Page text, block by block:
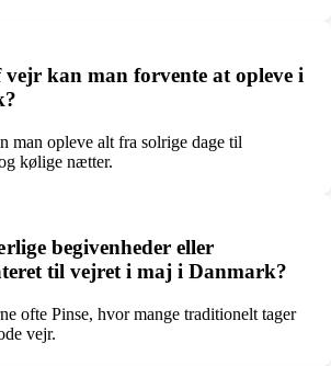
kan man forvente at opleve i
man opleve alt fra solrige dage til
kølige nætter.
begivenheder eller
til vejret i maj i Danmark?
ofte Pinse, hvor mange traditionelt tager
vejr.